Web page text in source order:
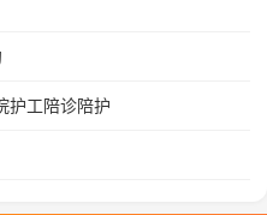
护工陪诊陪护